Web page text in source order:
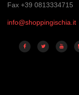
Fax +39 0813334715
info@shoppingischia.it